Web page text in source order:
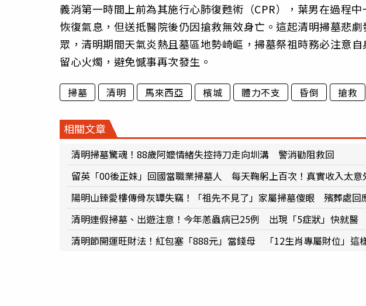
義消第一時間上前為其施行心肺復甦術（CPR），葉男在過程
恢復氣息，但送抵醫院後仍因搶救無效身亡。這起清明掃墓悲
眾，清明期間天氣炎熱且墓區地勢崎嶇，掃墓祭祖時務必注意
留心火燭，避免憾事再次發生。
掃墓 清明 馬來西亞 檳城 體力不支 昏倒 搶救
相關文章
清明掃墓驚魂！88歲阿嬤情緒失控持刀走向圳溝 警消勸阻救回
留英「00後正妹」回國當職業掃墓人 每天鞠躬上百次！真實收入太意
陽明山臻愛樓傳骨灰罈失竊！「祖先不見了」家屬掃墓傻眼 殯葬處回
清明連假掃墓、出遊注意！今年恙蟲病已25例 出現「5症狀」快就醫
清明節開運旺財法！紅包塞「888元」當錢母 「12生肖專屬財位」這